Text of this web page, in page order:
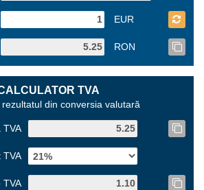
EUR
RON
TVA
din conversia valutară
TVA
TVA
TVA